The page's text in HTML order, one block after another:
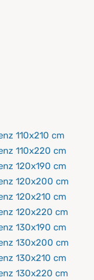
110x210 cm
110x220 cm
120x190 cm
120x200 cm
120x210 cm
120x220 cm
130x190 cm
130x200 cm
130x210 cm
130x220 cm